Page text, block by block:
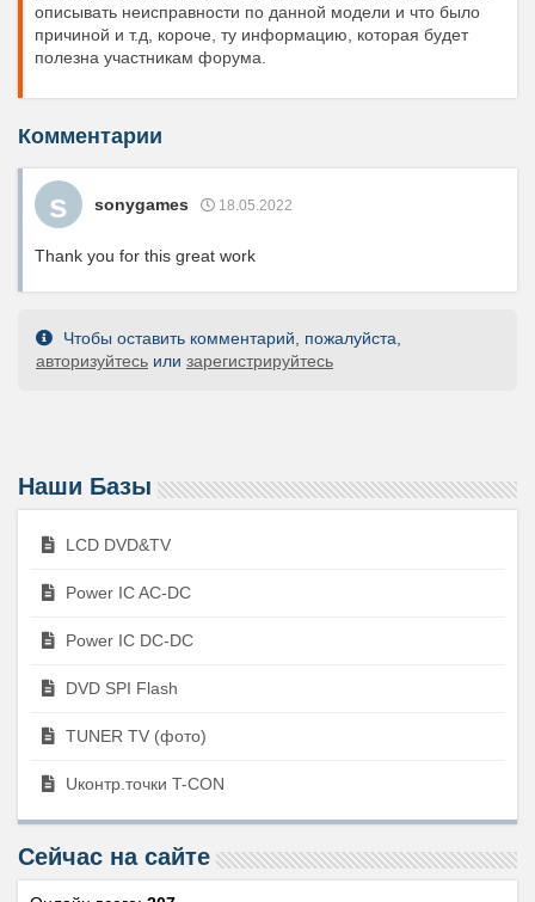
описывать неисправности по данной модели и что было
причиной и т.д, короче, ту информацию, которая будет
полезна участникам форума.
Комментарии
s sonygames 18.05.2022
Thank you for this great work
Чтобы оставить комментарий, пожалуйста,
авторизуйтесь или зарегистрируйтесь
Наши Базы
LCD DVD&TV
Power IC AC-DC
Power IC DC-DC
DVD SPI Flash
TUNER TV (фото)
Uконтр.точки T-CON
Сейчас на сайте